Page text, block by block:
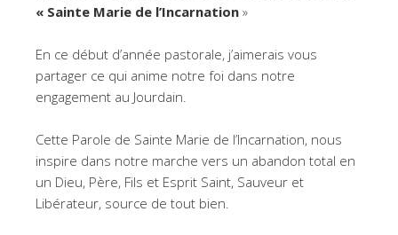
« Sainte Marie de l’Incarnation »
En ce début d’année pastorale, j’aimerais vous
partager ce qui anime notre foi dans notre
engagement au Jourdain.
Cette Parole de Sainte Marie de l’Incarnation, nous
inspire dans notre marche vers un abandon total en
un Dieu, Père, Fils et Esprit Saint, Sauveur et
Libérateur, source de tout bien.